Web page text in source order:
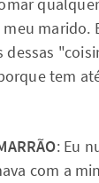
marido.
tem
: Eu
com a